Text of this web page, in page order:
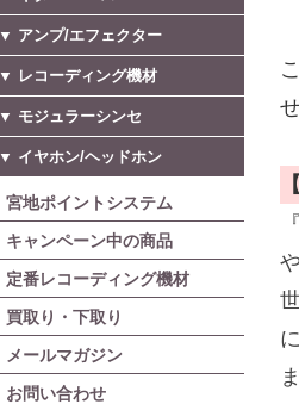
▼ アンプ/エフェクター
▼ レコーディング機材
▼ モジュラーシンセ
▼ イヤホン/ヘッドホン
宮地ポイントシステム
キャンペーン中の商品
定番レコーディング機材
買取り・下取り
メールマガジン
お問い合わせ